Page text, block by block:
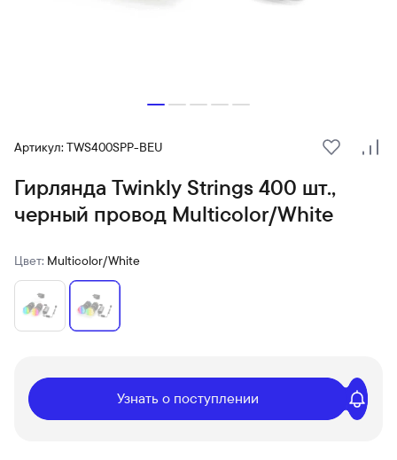
Артикул: TWS400SPP-BEU
В
Гирлянда Twinkly Strings 400 шт.,
черный провод Multicolor/White
Цвет: Multicolor/White
Узнать о поступлении